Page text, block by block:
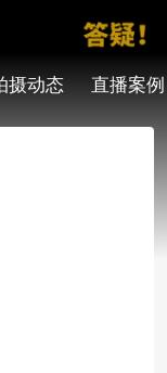
摄动态 直播案例